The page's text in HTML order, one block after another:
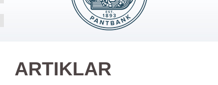
ARTIKLAR